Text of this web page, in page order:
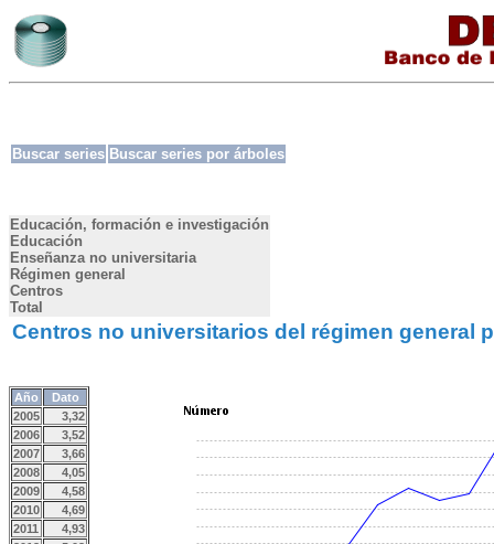
Buscar series Buscar series por árboles
Educación, formación e investigación
Educación
Enseñanza no universitaria
Régimen general
Centros
Total
Centros no universitarios del régimen general
Año
Dato
2005
3,32
2006
3,52
2007
3,66
2008
4,05
2009
4,58
2010
4,69
2011
4,93